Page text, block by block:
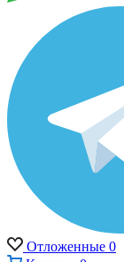
Отложенные 0